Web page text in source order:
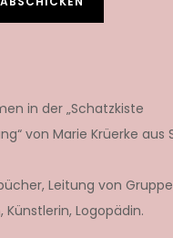
in der „Schatzkiste
von Marie Krüerke aus
Leitung von
Logopädin.